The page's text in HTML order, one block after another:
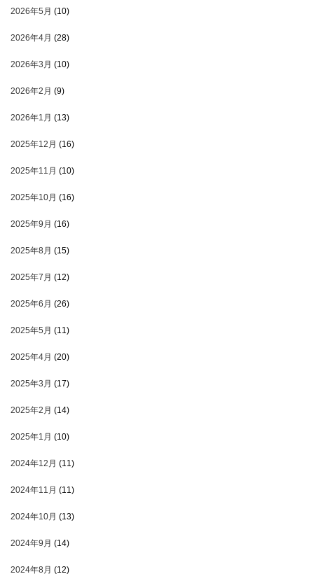
2026年5月 (10)
2026年4月 (28)
2026年3月 (10)
2026年2月 (9)
2026年1月 (13)
2025年12月 (16)
2025年11月 (10)
2025年10月 (16)
2025年9月 (16)
2025年8月 (15)
2025年7月 (12)
2025年6月 (26)
2025年5月 (11)
2025年4月 (20)
2025年3月 (17)
2025年2月 (14)
2025年1月 (10)
2024年12月 (11)
2024年11月 (11)
2024年10月 (13)
2024年9月 (14)
2024年8月 (12)